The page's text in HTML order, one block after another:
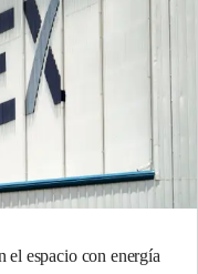
el espacio con energía